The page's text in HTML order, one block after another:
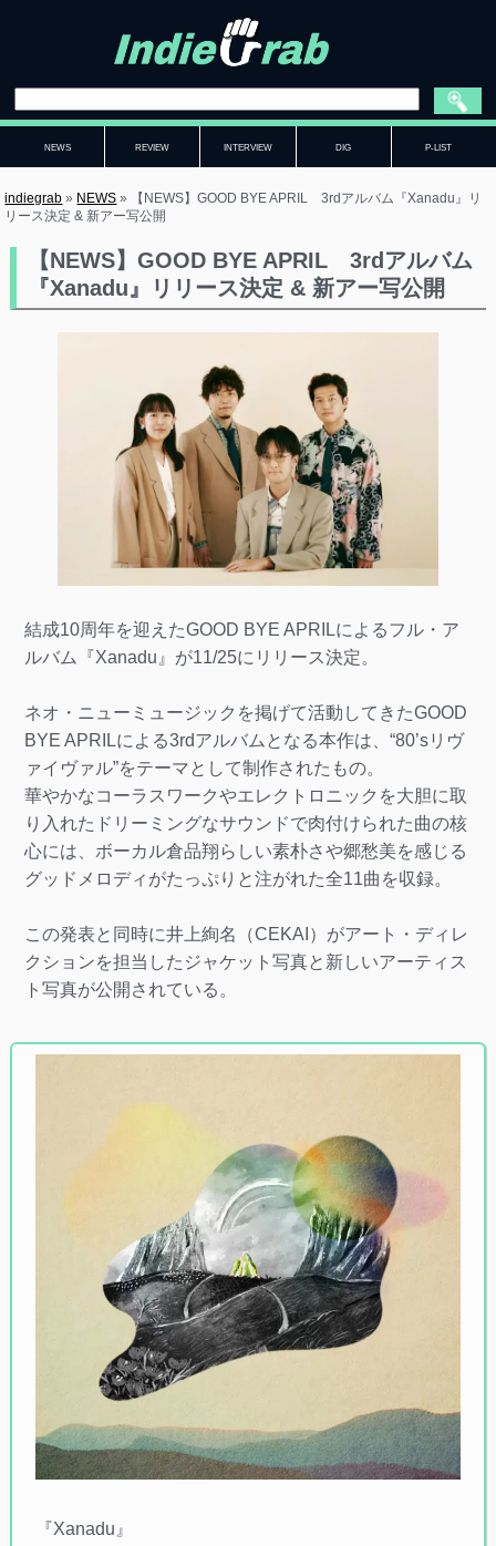
NEWS REVIEW INTERVIEW DIG P-LIST
indiegrab » NEWS »
【NEWS】GOOD BYE APRIL 3rdアルバム『Xanadu』リ
リース決定 & 新アー写公開
【NEWS】GOOD BYE APRIL 3rdアルバム
『Xanadu』リリース決定 & 新アー写公開
結成10周年を迎えたGOOD BYE APRILによるフル・ア
ルバム『Xanadu』が11/25にリリース決定。
ネオ・ニューミュージックを掲げて活動してきたGOOD
BYE APRILによる3rdアルバムとなる本作は、“80’sリヴ
ァイヴァル”をテーマとして制作されたもの。
華やかなコーラスワークやエレクトロニックを大胆に取
り入れたドリーミングなサウンドで肉付けられた曲の核
心には、ボーカル倉品翔らしい素朴さや郷愁美を感じる
グッドメロディがたっぷりと注がれた全11曲を収録。
この発表と同時に井上絢名（CEKAI）がアート・ディレ
クションを担当したジャケット写真と新しいアーティス
ト写真が公開されている。
『Xanadu』